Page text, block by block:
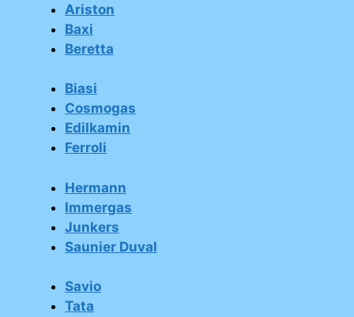
Ariston
Baxi
Beretta
Biasi
Cosmogas
Edilkamin
Ferroli
Hermann
Immergas
Junkers
Saunier Duval
Savio
Tata